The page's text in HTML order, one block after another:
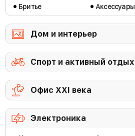
Бритье Аксессуары
Дом и интерьер
Спорт и активный отдых
Офис ХХI века
Электроника